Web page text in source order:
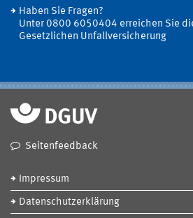
Haben Sie Fragen?
Unter 0800 6050404 erreichen Sie
Gesetzlichen Unfallversicherung
Seitenfeedback
Impressum
Datenschutzerklärung